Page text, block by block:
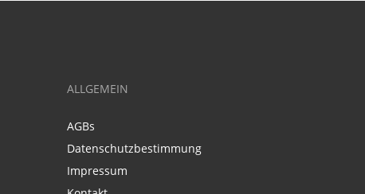
ALLGEMEIN
AGBs
Datenschutzbestimmung
Impressum